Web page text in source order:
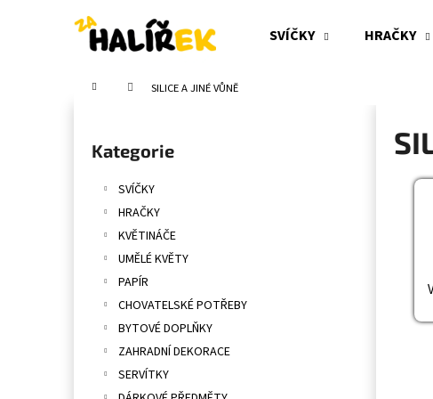
SVÍČKY HRAČKY
Domů SILICE A JINÉ VŮNĚ
Přeskočit
kategorie
Kategorie
SVÍČKY
HRAČKY
KVĚTINÁČE
UMĚLÉ KVĚTY
PAPÍR
CHOVATELSKÉ POTŘEBY
BYTOVÉ DOPLŇKY
ZAHRADNÍ DEKORACE
SERVÍTKY
Zpět
Zpět